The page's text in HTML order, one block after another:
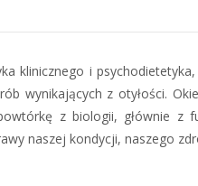
klinicznego i
wynikających z otyłości.
z biologii, głównie z
naszej kondycji, naszego